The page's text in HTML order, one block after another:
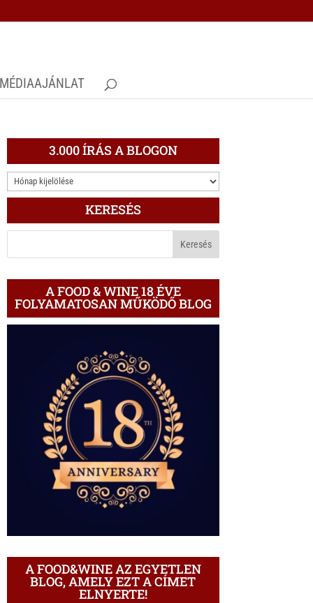
MÉDIAAJÁNLAT
3.000 ÍRÁS A BLOGON
3.000
ÍRÁS
BLOGON
KERESÉS
A FOOD & WINE 18 ÉVE
FOLYAMATOSAN MŰKÖDŐ BLOG
A FOOD&WINE AZ EGYETLEN
BLOG, AMELY EZT A CÍMET
ELNYERTE!